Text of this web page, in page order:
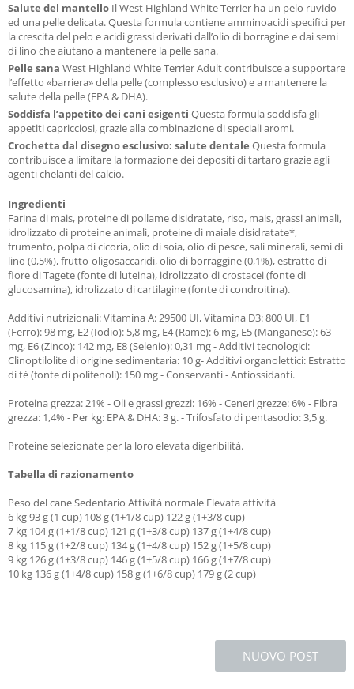
Salute del mantello Il West Highland White Terrier ha un pelo ruvido
ed una pelle delicata. Questa formula contiene amminoacidi specifici per
la crescita del pelo e acidi grassi derivati dall’olio di borragine e dai semi
di lino che aiutano a mantenere la pelle sana.
Pelle sana West Highland White Terrier Adult contribuisce a supportare
l’effetto «barriera» della pelle (complesso esclusivo) e a mantenere la
salute della pelle (EPA & DHA).
Soddisfa l’appetito dei cani esigenti Questa formula soddisfa gli
appetiti capricciosi, grazie alla combinazione di speciali aromi.
Crochetta dal disegno esclusivo: salute dentale Questa formula
contribuisce a limitare la formazione dei depositi di tartaro grazie agli
agenti chelanti del calcio.
Ingredienti
Farina di mais, proteine di pollame disidratate, riso, mais, grassi animali,
idrolizzato di proteine animali, proteine di maiale disidratate*,
frumento, polpa di cicoria, olio di soia, olio di pesce, sali minerali, semi di
lino (0,5%), frutto-oligosaccaridi, olio di borraggine (0,1%), estratto di
fiore di Tagete (fonte di luteina), idrolizzato di crostacei (fonte di
glucosamina), idrolizzato di cartilagine (fonte di condroitina).
Additivi nutrizionali: Vitamina A: 29500 UI, Vitamina D3: 800 UI, E1
(Ferro): 98 mg, E2 (Iodio): 5,8 mg, E4 (Rame): 6 mg, E5 (Manganese): 63
mg, E6 (Zinco): 142 mg, E8 (Selenio): 0,31 mg - Additivi tecnologici:
Clinoptilolite di origine sedimentaria: 10 g- Additivi organolettici: Estratto
di tè (fonte di polifenoli): 150 mg - Conservanti - Antiossidanti.
Proteina grezza: 21% - Oli e grassi grezzi: 16% - Ceneri grezze: 6% - Fibra
grezza: 1,4% - Per kg: EPA & DHA: 3 g. - Trifosfato di pentasodio: 3,5 g.
Proteine selezionate per la loro elevata digeribilità.
Tabella di razionamento
Peso del cane Sedentario Attività normale Elevata attività
6 kg 93 g (1 cup) 108 g (1+1/8 cup) 122 g (1+3/8 cup)
7 kg 104 g (1+1/8 cup) 121 g (1+3/8 cup) 137 g (1+4/8 cup)
8 kg 115 g (1+2/8 cup) 134 g (1+4/8 cup) 152 g (1+5/8 cup)
9 kg 126 g (1+3/8 cup) 146 g (1+5/8 cup) 166 g (1+7/8 cup)
10 kg 136 g (1+4/8 cup) 158 g (1+6/8 cup) 179 g (2 cup)
NUOVO POST